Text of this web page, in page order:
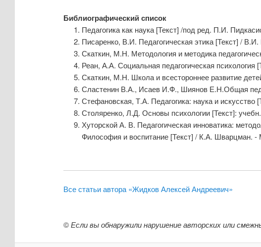
Библиографический список
Педагогика как наука [Текст] /под ред. П.И.
Писаренко, В.И. Педагогическая этика [Текст] /
Скаткин, М.Н. Методология и методика
Реан, А.А. Социальная педагогическая
Скаткин, М.Н. Школа и всестороннее развитие
Сластенин В.А., Исаев И.Ф., Шиянов Е.Н.Общая
Стефановская, Т.А. Педагогика: наука и
Столяренко, Л.Д. Основы психологии [Текст]:
Хуторской А. В. Педагогическая инноватика:
Философия и воспитание [Текст] / К.А. Шварцман. -
Все статьи автора «Жидков Алексей Андреевич»
©Если вы обнаружили нарушение авторских или